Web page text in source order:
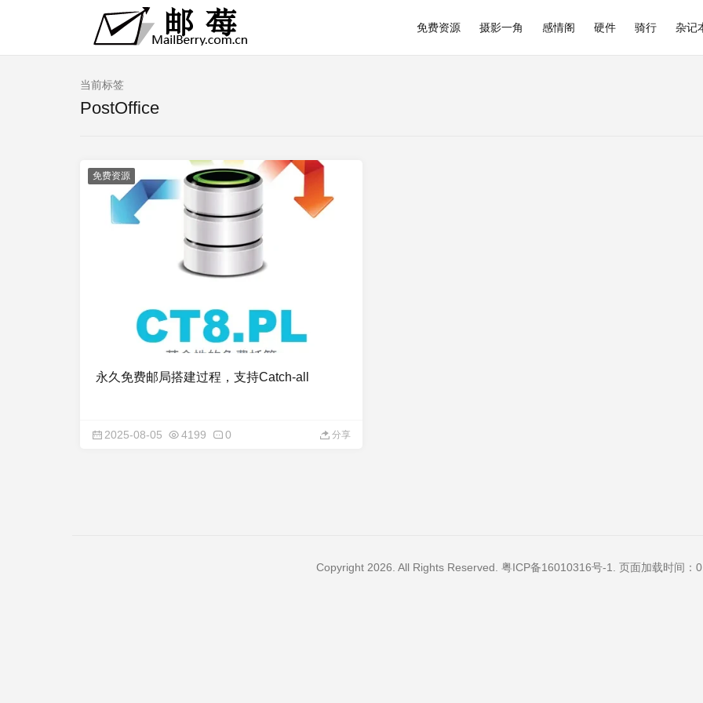
免费资源 摄影一角 感情阁 硬件 骑行 杂记
当前标签
PostOffice
免费资源
永久免费邮局搭建过程，支持Catch-all
2025-08-05 4199 0 分享
Copyright 2026. All Rights Reserved. 粤ICP备16010316号-1 . 页面加载时间：